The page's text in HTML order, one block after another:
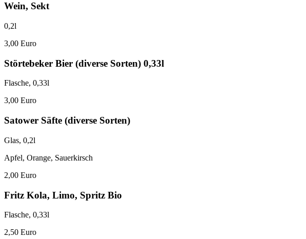
Wein, Sekt
0,2l
3,00 Euro
Störtebeker Bier (diverse Sorten) 0,33l
Flasche, 0,33l
3,00 Euro
Satower Säfte (diverse Sorten)
Glas, 0,2l
Apfel, Orange, Sauerkirsch
2,00 Euro
Fritz Kola, Limo, Spritz Bio
Flasche, 0,33l
2,50 Euro